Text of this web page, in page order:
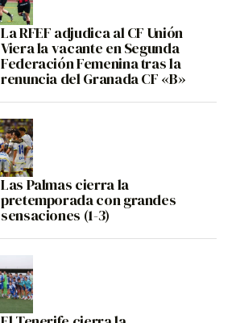
La RFEF adjudica al CF Unión
Viera la vacante en Segunda
Federación Femenina tras la
renuncia del Granada CF «B»
Las Palmas cierra la
pretemporada con grandes
sensaciones (1-3)